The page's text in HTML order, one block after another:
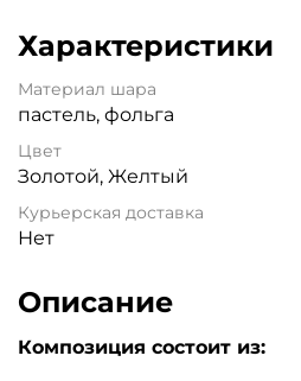
Характеристики
Материал шара
пастель, фольга
Цвет
Золотой, Желтый
Курьерская доставка
Нет
Описание
Композиция состоит из: